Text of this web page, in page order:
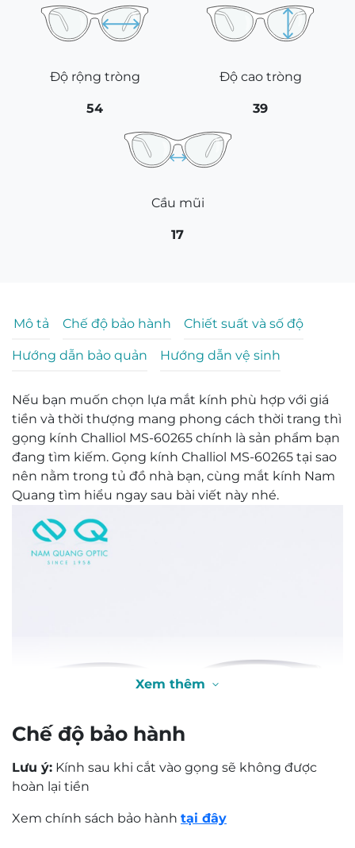
Độ rộng tròng
54
Độ cao tròng
39
Cầu mũi
17
Mô tả Chế độ bảo hành Chiết suất và số độ
Hướng dẫn bảo quản Hướng dẫn vệ sinh
Nếu bạn muốn chọn lựa mắt kính phù hợp với giá
tiền và thời thượng mang phong cách thời trang thì
gọng kính Challiol MS-60265 chính là sản phẩm bạn
đang tìm kiếm. Gọng kính Challiol MS-60265 tại sao
nên nằm trong tủ đồ nhà bạn, cùng mắt kính Nam
Quang tìm hiểu ngay sau bài viết này nhé.
Xem thêm
0,0